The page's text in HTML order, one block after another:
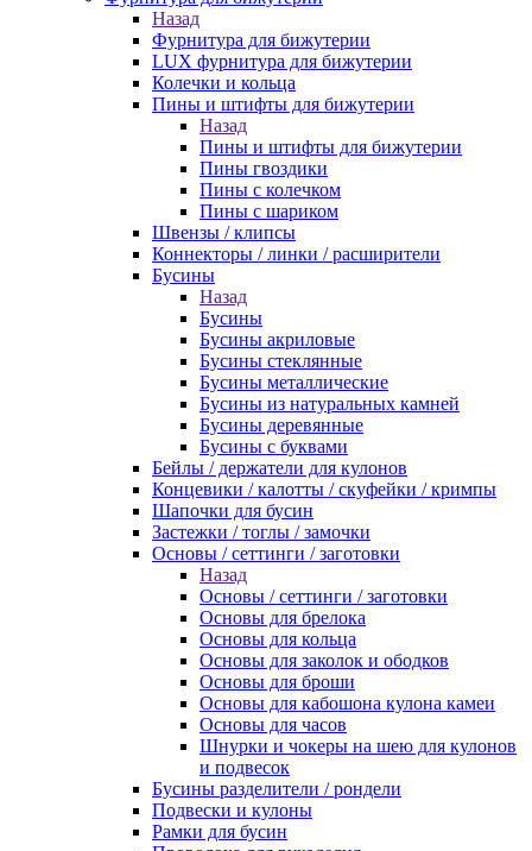
Назад
Фурнитура для бижутерии
LUX фурнитура для бижутерии
Колечки и кольца
Пины и штифты для бижутерии
Назад
Пины и штифты для бижутерии
Пины гвоздики
Пины с колечком
Пины с шариком
Швензы / клипсы
Коннекторы / линки / расширители
Бусины
Назад
Бусины
Бусины акриловые
Бусины стеклянные
Бусины металлические
Бусины из натуральных камней
Бусины деревянные
Бусины с буквами
Бейлы / держатели для кулонов
Концевики / калотты / скуфейки / кримпы
Шапочки для бусин
Застежки / тоглы / замочки
Основы / сеттинги / заготовки
Назад
Основы / сеттинги / заготовки
Основы для брелока
Основы для кольца
Основы для заколок и ободков
Основы для броши
Основы для кабошона кулона камеи
Основы для часов
Шнурки и чокеры на шею для кулонов
и подвесок
Бусины разделители / рондели
Подвески и кулоны
Рамки для бусин